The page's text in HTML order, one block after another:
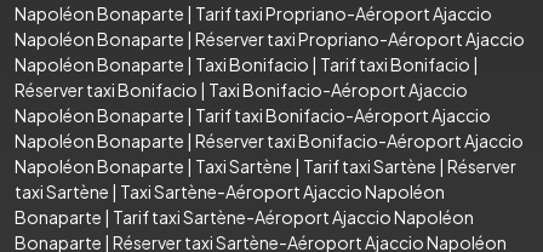
Napoléon Bonaparte | Tarif taxi Propriano-Aéroport Ajaccio
Napoléon Bonaparte | Réserver taxi Propriano-Aéroport Ajaccio
Napoléon Bonaparte | Taxi Bonifacio | Tarif taxi Bonifacio |
Réserver taxi Bonifacio | Taxi Bonifacio-Aéroport Ajaccio
Napoléon Bonaparte | Tarif taxi Bonifacio-Aéroport Ajaccio
Napoléon Bonaparte | Réserver taxi Bonifacio-Aéroport Ajaccio
Napoléon Bonaparte | Taxi Sartène | Tarif taxi Sartène | Réserver
taxi Sartène | Taxi Sartène-Aéroport Ajaccio Napoléon
Bonaparte | Tarif taxi Sartène-Aéroport Ajaccio Napoléon
Bonaparte | Réserver taxi Sartène-Aéroport Ajaccio Napoléon